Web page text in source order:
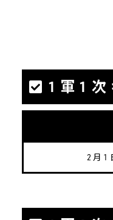
1軍1次
2月1